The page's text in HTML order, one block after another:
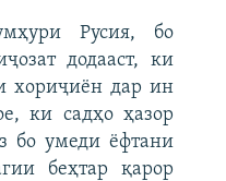
Русия, бо
додааст, ки
хориҷиён дар ин
ки садҳо ҳазор
бо умеди ёфтани
беҳтар қарор